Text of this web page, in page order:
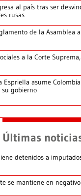
al país tras ser
rusas
de la Asamblea
a la Corte
Espriella asume
gobierno
Últimas
detenidos a
se mantiene en